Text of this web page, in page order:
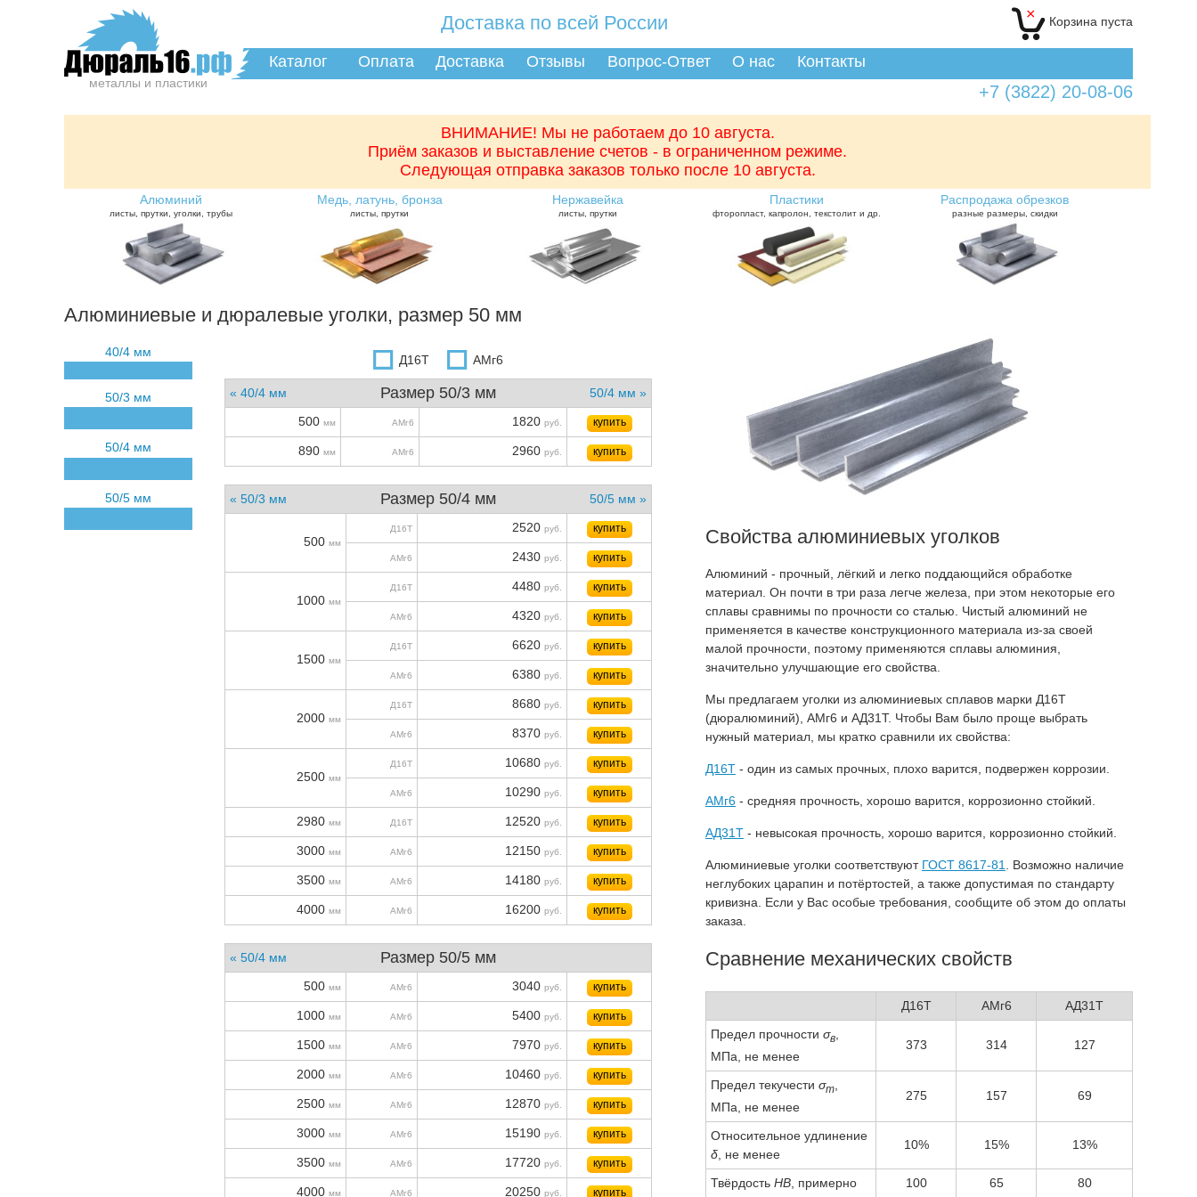
Доставка по всей России × Корзина пуста
+7 (3822) 20-08-06
металлы и пластики
Каталог Оплата Доставка Отзывы Вопрос-Ответ О нас Контакты
ВНИМАНИЕ! Мы не работаем до 10 августа.
Приём заказов и выставление счетов - в ограниченном режиме.
Следующая отправка заказов только после 10 августа.
Алюминий
листы, прутки, уголки, трубы
Медь, латунь, бронза
листы, прутки
Нержавейка
листы, прутки
Пластики
фторопласт, капролон, текстолит и др.
Распродажа обрезков
разные размеры, скидки
Алюминиевые и дюралевые уголки, размер 50 мм
40/4 мм
50/3 мм
50/4 мм
50/5 мм
Д16Т АМг6
« 40/4 мм Размер 50/3 мм
50/4 мм »
500 мм АМг6 1820 руб. купить
890 мм АМг6 2960 руб. купить
« 50/3 мм Размер 50/4 мм 50/5 мм »
500 мм
Д16Т 2520 руб. купить
АМг6 2430 руб. купить
1000 мм
Д16Т 4480 руб. купить
АМг6 4320 руб. купить
1500 мм
Д16Т 6620 руб. купить
АМг6 6380 руб. купить
2000 мм
Д16Т 8680 руб. купить
АМг6 8370 руб. купить
2500 мм
Д16Т 10680 руб. купить
АМг6 10290 руб. купить
2980 мм Д16Т 12520 руб. купить
3000 мм АМг6 12150 руб. купить
3500 мм АМг6 14180 руб. купить
4000 мм АМг6 16200 руб. купить
« 50/4 мм Размер 50/5 мм
500 мм АМг6 3040 руб. купить
1000 мм АМг6 5400 руб. купить
1500 мм АМг6 7970 руб. купить
2000 мм АМг6 10460 руб. купить
2500 мм АМг6 12870 руб. купить
3000 мм АМг6 15190 руб. купить
3500 мм АМг6 17720 руб. купить
4000 мм АМг6 20250 руб. купить
Свойства алюминиевых уголков
Алюминий - прочный, лёгкий и легко поддающийся обработке
материал. Он почти в три раза легче железа, при этом некоторые его
сплавы сравнимы по прочности со сталью. Чистый алюминий не
применяется в качестве конструкционного материала из-за своей
малой прочности, поэтому применяются сплавы алюминия,
значительно улучшающие его свойства.
Мы предлагаем уголки из алюминиевых сплавов марки Д16Т
(дюралюминий), АМг6 и АД31Т. Чтобы Вам было проще выбрать
нужный материал, мы кратко сравнили их свойства:
Д16Т - один из самых прочных, плохо варится, подвержен коррозии.
АМг6 - средняя прочность, хорошо варится, коррозионно стойкий.
АД31Т - невысокая прочность, хорошо варится, коррозионно стойкий.
Алюминиевые уголки соответствуют ГОСТ 8617-81
. Возможно наличие
неглубоких царапин и потёртостей, а также допустимая по стандарту
кривизна. Если у Вас особые требования, сообщите об этом до оплаты
заказа.
Сравнение механических свойств
Д16Т АМг6
АД31Т
Предел прочности σв
МПа, не менее
373 314 127
Предел текучести σт
МПа, не менее
275 157 69
Относительное удлинение
δ , не менее
10% 15% 13%
Твёрдость HB , примерно 100 65 80